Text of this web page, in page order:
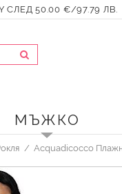
СЛЕД 50.00 €/97.79 ЛВ.
МЪЖКО
Acquadicocco